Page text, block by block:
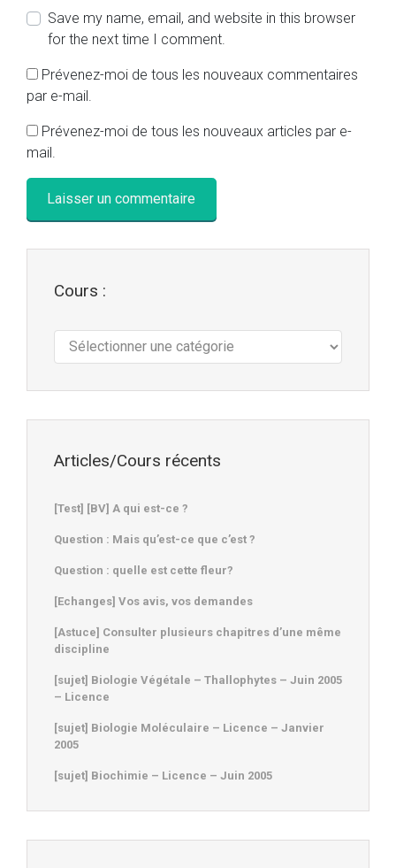
Save my name, email, and website in this browser
for the next time I comment.
Prévenez-moi de tous les nouveaux commentaires
par e-mail.
Prévenez-moi de tous les nouveaux articles par e-
mail.
Cours :
Articles/Cours récents
[Test] [BV] A qui est-ce ?
Question : Mais qu’est-ce que c’est ?
Question : quelle est cette fleur?
[Echanges] Vos avis, vos demandes
[Astuce] Consulter plusieurs chapitres d’une même
discipline
[sujet] Biologie Végétale – Thallophytes – Juin 2005
– Licence
[sujet] Biologie Moléculaire – Licence – Janvier
2005
[sujet] Biochimie – Licence – Juin 2005